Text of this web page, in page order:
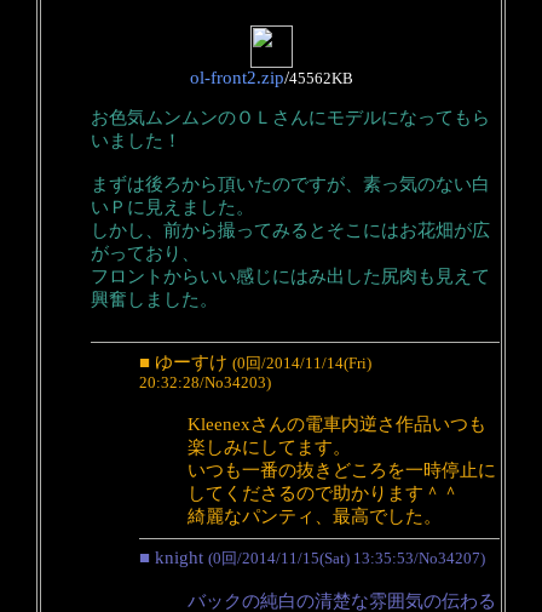
ol-front2.zip/45562KB
お色気ムンムンのＯＬさんにモデルになってもら
いました！
まずは後ろから頂いたのですが、素っ気のない白
いＰに見えました。
しかし、前から撮ってみるとそこにはお花畑が広
がっており、
フロントからいい感じにはみ出した尻肉も見えて
興奮しました。
■ ゆーすけ (0回/2014/11/14(Fri)
20:32:28/No34203)
Kleenexさんの電車内逆さ作品いつも
楽しみにしてます。
いつも一番の抜きどころを一時停止に
してくださるので助かります＾＾
綺麗なパンティ、最高でした。
■ knight (0回/2014/11/15(Sat) 13:35:53/No34207)
バックの純白の清楚な雰囲気の伝わる